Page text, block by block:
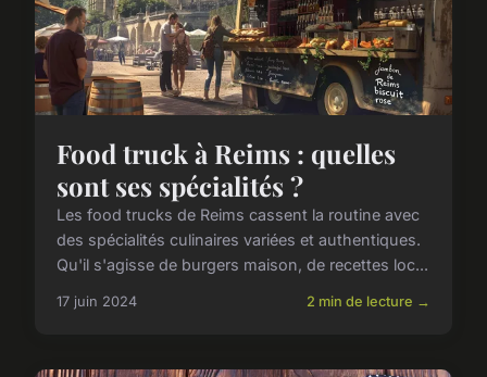
Food truck à Reims : quelles
sont ses spécialités ?
Les food trucks de Reims cassent la routine avec
des spécialités culinaires variées et authentiques.
Qu'il s'agisse de burgers maison, de recettes loc...
17 juin 2024 2 min de lecture →